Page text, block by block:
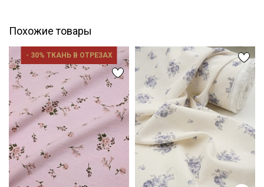
Похожие товары
- 30% ТКАНЬ В ОТРЕЗАХ
Электронная почта
Подписаться
Ознакомлен(а) с Политикой обработки персональных
данныхи даю
Согласие на обработку персональных
данных
ДаюСогласие на получение рекламных и
информационных рассылок